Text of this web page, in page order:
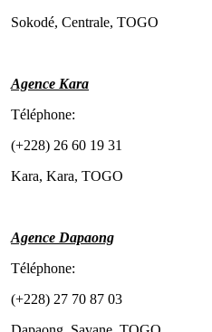
Sokodé, Centrale, TOGO
Agence Kara
Téléphone:
(+228) 26 60 19 31
Kara, Kara, TOGO
Agence Dapaong
Téléphone:
(+228) 27 70 87 03